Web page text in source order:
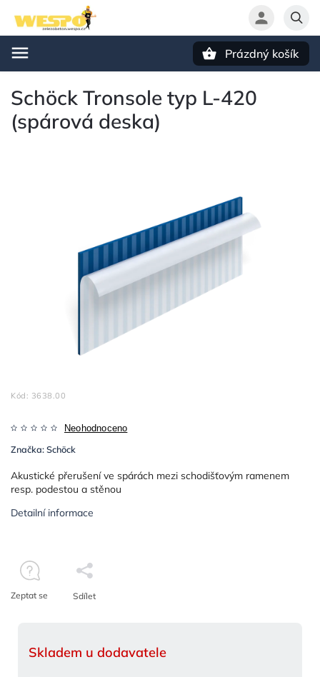
Prázdný košík
Schöck Tronsole typ L-420
(spárová deska)
Kód: 3638.00
Neohodnoceno
Značka:Schöck
Skladem u dodavatele
Akustické přerušení ve spárách mezi schodišťovým ramenem
resp. podestou a stěnou
Detailní informace
Zeptat se Sdílet